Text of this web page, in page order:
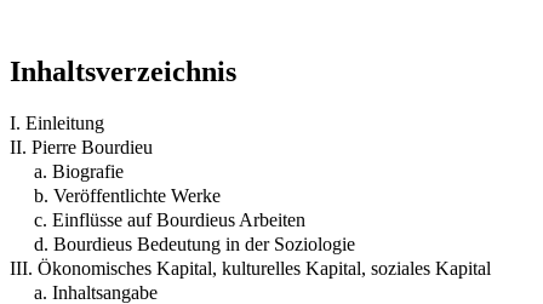
Inhaltsverzeichnis
I. Einleitung
II. Pierre Bourdieu
a. Biografie
b. Veröffentlichte Werke
c. Einflüsse auf Bourdieus Arbeiten
d. Bourdieus Bedeutung in der Soziologie
III. Ökonomisches Kapital, kulturelles Kapital, soziales Kapital
a. Inhaltsangabe